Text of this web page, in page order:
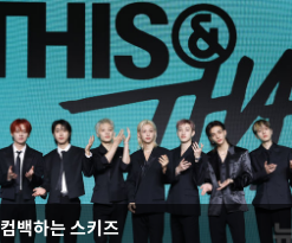
컴백하는 스키즈